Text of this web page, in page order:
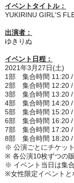
イベントタイトル：
YUKIRINU GIRL'S
出演者：
ゆきりぬ
イベント日程：
2021年3月27日(土)
1部 集合時間 11:20
2部 集合時間 12:20
3部 集合時間 13:20
4部 集合時間 14:20
5部 集合時間 15:20
6部 集合時間 16:20
7部 集合時間 17:20
8部 集合時間 18:20
※ 公演ごとにチケッ
※ 各公演10枚ずつの販
※ イベント当日は集
※女性限定イベントと